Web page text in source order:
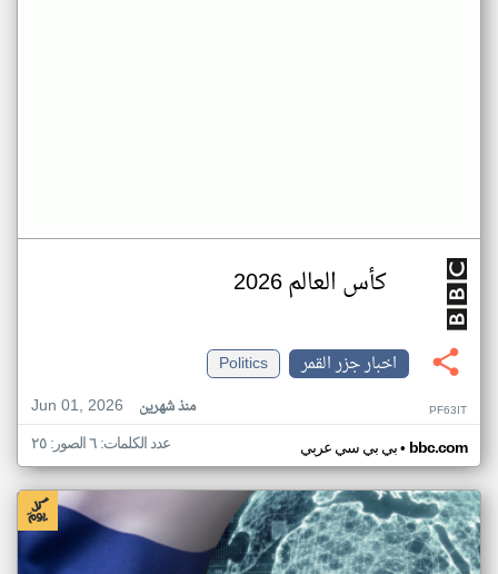
كأس العالم 2026
اخبار جزر القمر
Politics
Jun 01, 2026
منذ شهرين PF63IT
بي بي سي عربي• bbc.com عدد الكلمات: ٦ الصور: ٢٥